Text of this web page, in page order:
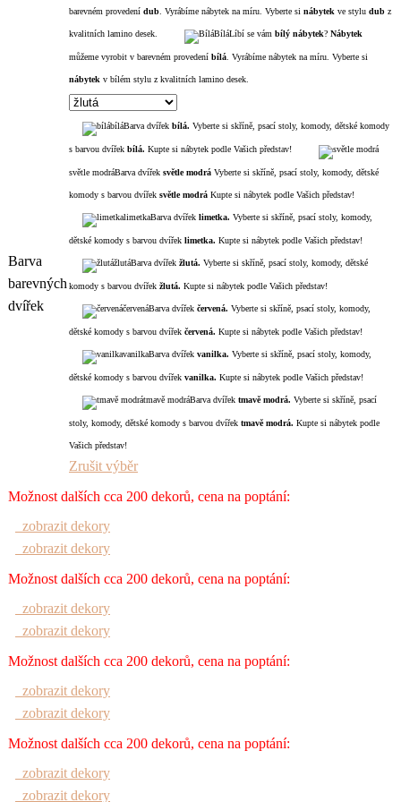
barevném provedení dub . Vyrábíme nábytek na míru. Vyberte si nábytek ve stylu dub z
kvalitních lamino desek. BíláLíbí se vám bílý nábytek? Nábytek
můžeme vyrobit v barevném provedení bílá . Vyrábíme nábytek na míru. Vyberte si
nábytek v bílém stylu z kvalitních lamino desek.
Barva
barevných
dvířek
bíláBarva dvířek bílá. Vyberte si skříně, psací stoly, komody, dětské komody
s barvou dvířek bílá. Kupte si nábytek podle Vašich představ!
světle modráBarva dvířek světlemodrá Vyberte si skříně, psací stoly, komody, dětské
komody s barvou dvířek světlemodrá Kupte si nábytek podle Vašich představ!
limetkaBarva dvířek limetka. Vyberte si skříně, psací stoly, komody,
dětské komody s barvou dvířek limetka. Kupte si nábytek podle Vašich představ!
žlutáBarva dvířek žlutá. Vyberte si skříně, psací stoly, komody, dětské
komody s barvou dvířek žlutá. Kupte si nábytek podle Vašich představ!
červenáBarva dvířek červená. Vyberte si skříně, psací stoly, komody,
dětské komody s barvou dvířek červená. Kupte si nábytek podle Vašich představ!
vanilkaBarva dvířek vanilka. Vyberte si skříně, psací stoly, komody,
dětské komody s barvou dvířek vanilka. Kupte si nábytek podle Vašich představ!
tmavě modráBarva dvířek tmavěmodrá. Vyberte si skříně, psací
stoly, komody, dětské komody s barvou dvířek tmavěmodrá. Kupte si nábytek podle
Vašich představ!
Zrušit výběr
Možnost dalších cca 200 dekorů, cena na poptání:
zobrazit dekory
zobrazit dekory
Možnost dalších cca 200 dekorů, cena na poptání:
zobrazit dekory
zobrazit dekory
Možnost dalších cca 200 dekorů, cena na poptání:
zobrazit dekory
zobrazit dekory
Možnost dalších cca 200 dekorů, cena na poptání:
zobrazit dekory
zobrazit dekory